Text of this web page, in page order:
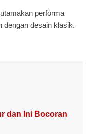
performa
dengan desain klasik.
dan Ini Bocoran